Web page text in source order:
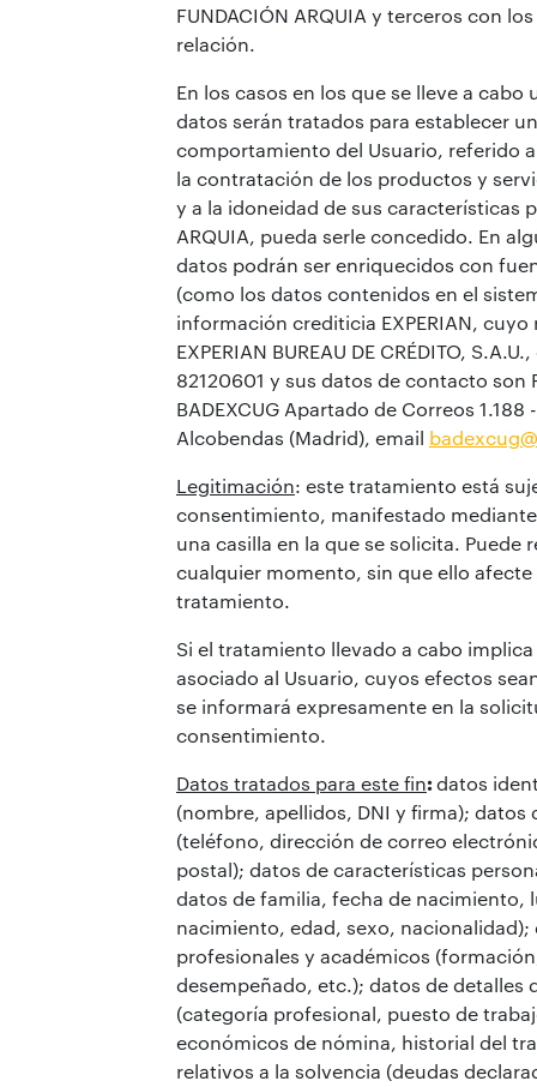
FUNDACIÓN ARQUIA y terceros con
relación.
En los casos en los que se lleve a cabo
datos serán tratados para establecer
comportamiento del Usuario, referido
la contratación de los productos y
y a la idoneidad de sus características
ARQUIA, pueda serle concedido. En
datos podrán ser enriquecidos con
(como los datos contenidos en el
información crediticia EXPERIAN, cuyo
EXPERIAN BUREAU DE CRÉDITO,
82120601 y sus datos de contacto son
BADEXCUG Apartado de Correos 1.188
Alcobendas (Madrid), email
Legitimación: este tratamiento está
consentimiento, manifestado
una casilla en la que se solicita. Puede
cualquier momento, sin que ello
tratamiento.
Si el tratamiento llevado a cabo
asociado al Usuario, cuyos efectos
se informará expresamente en la
consentimiento.
Datos tratados para este fin: datos
(nombre, apellidos, DNI y firma); datos
(teléfono, dirección de correo
postal); datos de características
datos de familia, fecha de nacimiento,
nacimiento, edad, sexo, nacionalidad);
profesionales y académicos
desempeñado, etc.); datos de detalles
(categoría profesional, puesto de
económicos de nómina, historial del
relativos a la solvencia (deudas